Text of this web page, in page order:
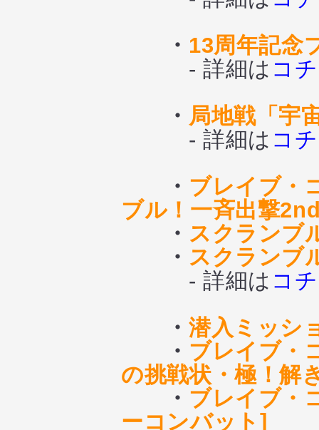
・ 13周年記念
- 詳細は コ
・ 局地戦「宇
- 詳細は コ
・ ブレイブ・
ブル！一斉出撃
・ スクランブ
・ スクランブ
- 詳細は コ
・ 潜入ミッシ
・ ブレイブ・
の挑戦状・極！解
・ ブレイブ・
ーコンバット]